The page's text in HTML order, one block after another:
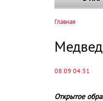
навигации
Главная
08.09 04:31
Открытое